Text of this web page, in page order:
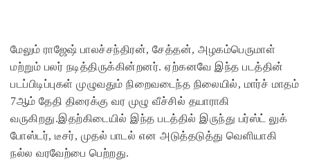
மேலும் ராஜேஷ் பாலச்சந்திரன், சேத்தன், அழகம்பெருமாள்
மற்றும் பலர் நடித்திருக்கின்றனர். ஏற்கனவே இந்த படத்தின்
படப்பிடிப்புகள் முழுவதும் நிறைவடைந்த நிலையில், மார்ச் மாதம்
7ஆம் தேதி திரைக்கு வர முழு வீச்சில் தயாராகி
வருகிறது.இதற்கிடையில் இந்த படத்தில் இருந்து பர்ஸ்ட் லுக்
போஸ்டர், டீசர், முதல் பாடல் என அடுத்தடுத்து வெளியாகி
நல்ல வரவேற்பை பெற்றது.